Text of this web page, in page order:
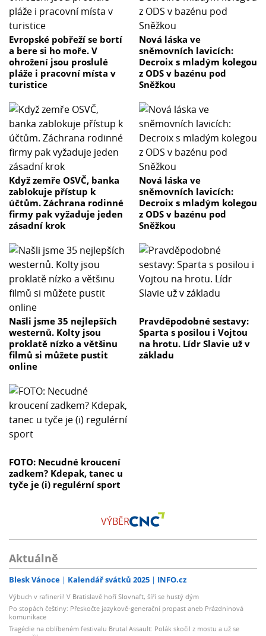
Evropské pobřeží se bortí
a bere si ho moře. V
ohrožení jsou proslulé
pláže i pracovní místa v
turistice
Nová láska ve
sněmovních lavicích:
Decroix s mladým kolegou
z ODS v bazénu pod
Sněžkou
Když zemře OSVČ, banka
zablokuje přístup k
účtům. Záchrana rodinné
firmy pak vyžaduje jeden
zásadní krok
Nová láska ve
sněmovních lavicích:
Decroix s mladým kolegou
z ODS v bazénu pod
Sněžkou
Našli jsme 35 nejlepších
westernů. Kolty jsou
proklatě nízko a většinu
filmů si můžete pustit
online
Pravděpodobné sestavy:
Sparta s posilou i Vojtou
na hrotu. Lídr Slavie už v
základu
FOTO: Necudné kroucení
zadkem? Kdepak, tanec u
tyče je (i) regulérní sport
VÝBĚR
Aktuálně
Blesk Vánoce Kalendář svátků 2025 INFO.cz
Výbuch v rafinerii! V Bratislavě hoří Slovnaft, šíří se hustý dým
Po stopách češtiny: Přeskočte jazykově-generační propast aneb Prázdninová
komunikace
Tragédie na oblíbeném festivalu Brutal Assault: Polák skočil z mostu a už se